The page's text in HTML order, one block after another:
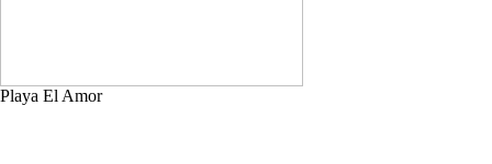
Playa El Amor